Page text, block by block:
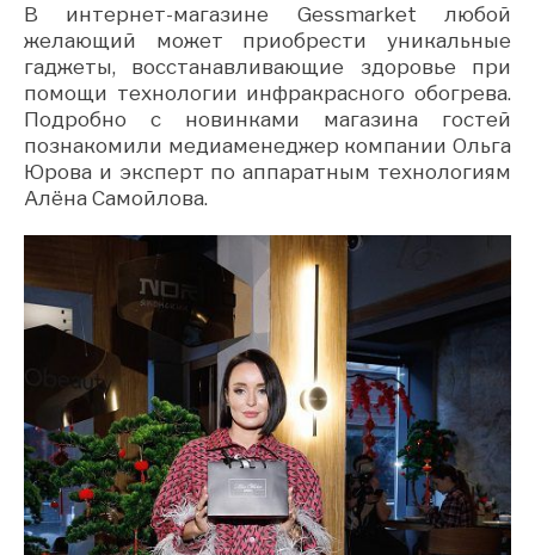
В интернет-магазине Gessmarket любой
желающий может приобрести уникальные
гаджеты, восстанавливающие здоровье при
помощи технологии инфракрасного обогрева.
Подробно с новинками магазина гостей
познакомили медиаменеджер компании Ольга
Юрова и эксперт по аппаратным технологиям
Алёна Самойлова.